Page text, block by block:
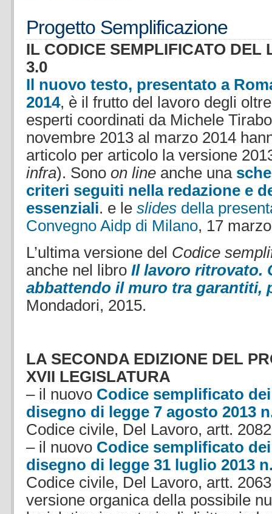
Progetto Semplificazione
IL CODICE SEMPLIFICATO DEL
3.0
Il nuovo testo, presentato a
2014, è il frutto del lavoro degli
esperti coordinati da Michele
novembre 2013 al marzo 2014
articolo per articolo la versione
infra). Sono on line anche una
criteri seguiti nella redazione e
essenziali. e le slides della
Convegno Aidp di Milano, 17
L’ultima versione del Codice
anche nel libro Il lavoro ritrovato.
abbattendo il muro tra garantiti,
Mondadori, 2015.
LA SECONDA EDIZIONE DEL
XVII LEGISLATURA
– il nuovo Codice semplificato
disegno di legge 7 agosto 2013
Codice civile, Del Lavoro, artt.
– il nuovo Codice semplificato
disegno di legge 31 luglio 2013
Codice civile, Del Lavoro, artt.
versione organica della possibile